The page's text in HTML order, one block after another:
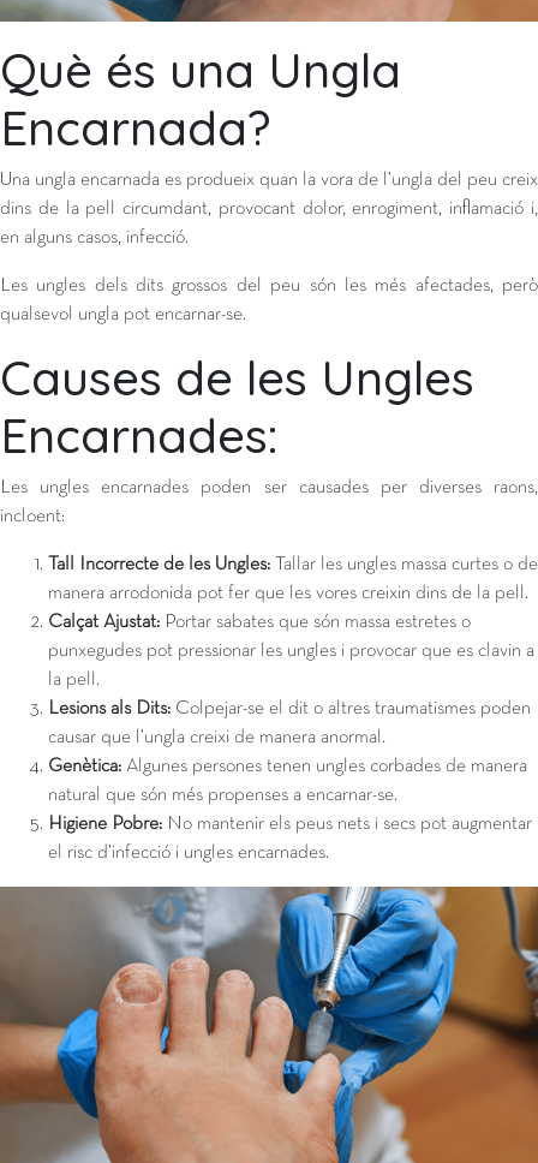
Què és una Ungla
Encarnada?
Una ungla encarnada es produeix quan la vora de l’ungla del peu creix
dins de la pell circumdant, provocant dolor, enrogiment, inflamació i,
en alguns casos, infecció.
Les ungles dels dits grossos del peu són les més afectades, però
qualsevol ungla pot encarnar-se.
Causes de les Ungles
Encarnades:
Les ungles encarnades poden ser causades per diverses raons,
incloent:
Tall Incorrecte de les Ungles: Tallar les ungles massa curtes o de
manera arrodonida pot fer que les vores creixin dins de la pell.
Calçat Ajustat: Portar sabates que són massa estretes o
punxegudes pot pressionar les ungles i provocar que es clavin a
la pell.
Lesions als Dits: Colpejar-se el dit o altres traumatismes poden
causar que l’ungla creixi de manera anormal.
Genètica: Algunes persones tenen ungles corbades de manera
natural que són més propenses a encarnar-se.
Higiene Pobre: No mantenir els peus nets i secs pot augmentar
el risc d’infecció i ungles encarnades.